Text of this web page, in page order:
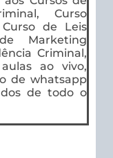
Curso
de Leis
Marketing
Criminal,
ao vivo,
de whatsapp
de todo o